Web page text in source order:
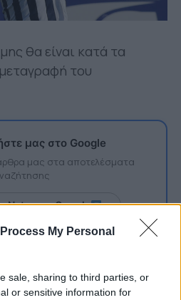
My Personal
sale, sharing to third parties, or
or sensitive information for
θα είναι κατά τα
του
μας στο Google
μας στα αποτελέσματα
on Google
με τον Παναιτωλικό